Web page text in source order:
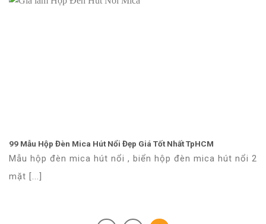
99 Mẫu Hộp Đèn Mica Hút Nổi Đẹp Giá Tốt Nhất TpHCM
Mẫu hộp đèn mica hút nổi , biển hộp đèn mica hút nổi 2
mặt [...]